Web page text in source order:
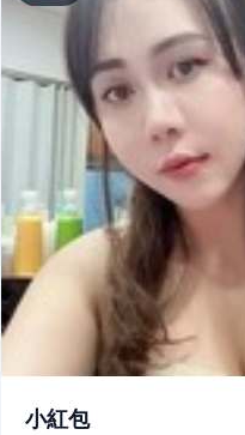
小紅包